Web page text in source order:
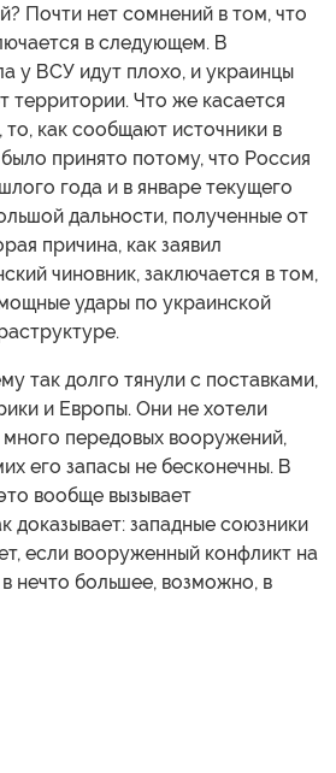
Почти нет сомнений в том, что
в следующем. В
у ВСУ идут плохо, и украинцы
территории. Что же касается
как сообщают источники в
принято потому, что Россия
года и в январе текущего
дальности, полученные от
причина, как заявил
чиновник, заключается в том,
удары по украинской
так долго тянули с поставками,
и Европы. Они не хотели
передовых вооружений,
его запасы не бесконечны. В
вообще вызывает
доказывает: западные союзники
если вооруженный конфликт на
нечто большее, возможно, в